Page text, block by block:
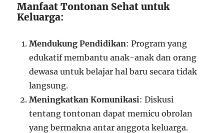
Manfaat Tontonan Sehat untuk
Keluarga:
Mendukung Pendidikan: Program yang
edukatif membantu anak-anak dan orang
dewasa untuk belajar hal baru secara tidak
langsung.
Meningkatkan Komunikasi: Diskusi
tentang tontonan dapat memicu obrolan
yang bermakna antar anggota keluarga.